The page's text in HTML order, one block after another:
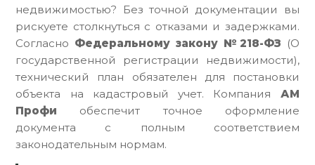
недвижимостью? Без точной документации вы
рискуете столкнуться с отказами и задержками.
Согласно Федеральному закону №218-ФЗ (О
государственной регистрации недвижимости),
технический план обязателен для постановки
объекта на кадастровый учет. Компания АМ
Профи обеспечит точное оформление
документа с полным соответствием
законодательным нормам.